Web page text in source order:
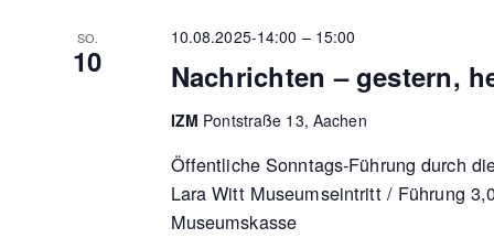
SO.
10 Nachrichten – gestern,
10.08.2025-14:00 – 15:00
IZM Pontstraße 13, Aachen
Öffentliche Sonntags-Führung durch
Lara Witt Museumseintritt / Führung
Museumskasse